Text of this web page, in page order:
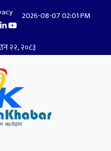
2026-08-07 02:01 PM
२२, २०८३